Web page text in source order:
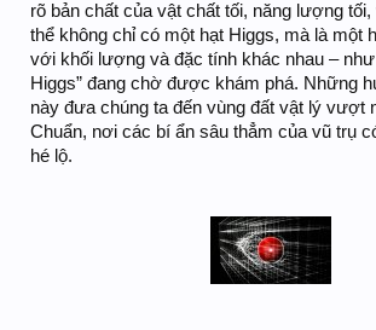
rõ bản chất của vật chất tối, năng lượng
thể không chỉ có một hạt Higgs, mà là một
với khối lượng và đặc tính khác nhau –
Higgs” đang chờ được khám phá. Những
này đưa chúng ta đến vùng đất vật lý vượt
Chuẩn, nơi các bí ẩn sâu thẳm của vũ trụ
hé lộ.